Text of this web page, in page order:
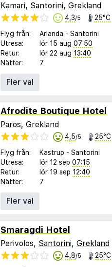
Kamari, Santorini, Grekland
4,3/5 25°C
Flyg från: Arlanda - Santorini
Utresa:
lör 15 aug 07:50
Retur:
lör 22 aug 13:40
Nätter:
7
Fler val
Afrodite Boutique Hotel
Paros, Grekland
4,5/5 25°C
Flyg från: Kastrup - Santorini
Utresa:
lör 12 sep 07:15
Retur:
lör 19 sep 12:40
Nätter:
7
Fler val
Smaragdi Hotel
Perivolos, Santorini, Grekland
4,8/5 25°C